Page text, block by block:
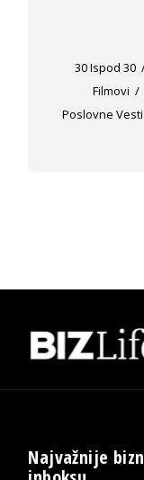
30 Ispod 30
Filmovi
Poslovne Vesti
Najvažnije